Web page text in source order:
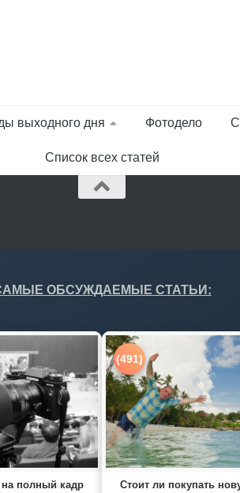
выходного дня Фотодело
Список всех статей
ОБСУЖДАЕМЫЕ СТАТЬИ:
полный кадр
(491)
Стоит ли покупать